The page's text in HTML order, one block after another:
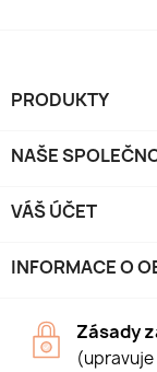
PRODUKTY
NAŠE
VÁŠ ÚČET
INFORMACE O
Zásady